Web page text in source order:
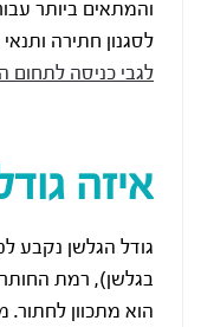
והמתאים ביותר
לסגנון חתירה
לגבי כניסה לתחום
איזה
גודל הגלשן נקבע
בגלשן), רמת
הוא מתכוון לחתור.